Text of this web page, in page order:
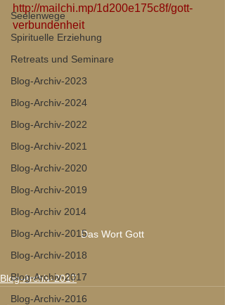
Seelenwege
Spirituelle Erziehung
Retreats und Seminare
Blog-Archiv-2023
Blog-Archiv-2024
Blog-Archiv-2022
Blog-Archiv-2021
Blog-Archiv-2020
Blog-Archiv-2019
Blog-Archiv 2014
Blog-Archiv-2015
Blog-Archiv-2018
Blog-Archiv-2017
Blog-Archiv-2016
http://mailchi.mp/1d200e175c8f/gott-
verbundenheit
Das Wort Gott
Blog-Archiv-2017